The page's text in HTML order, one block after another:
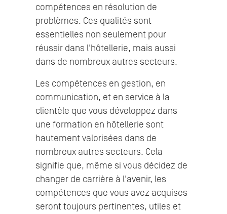
compétences en résolution de
problèmes. Ces qualités sont
essentielles non seulement pour
réussir dans l'hôtellerie, mais aussi
dans de nombreux autres secteurs.
Les compétences en gestion, en
communication, et en service à la
clientèle que vous développez dans
une formation en hôtellerie sont
hautement valorisées dans de
nombreux autres secteurs. Cela
signifie que, même si vous décidez de
changer de carrière à l'avenir, les
compétences que vous avez acquises
seront toujours pertinentes, utiles et